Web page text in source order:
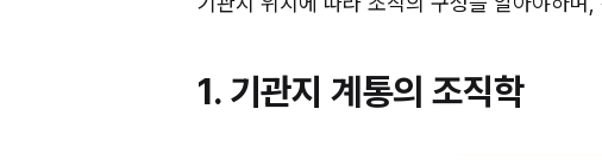
1. 기관지 계통의 조직학